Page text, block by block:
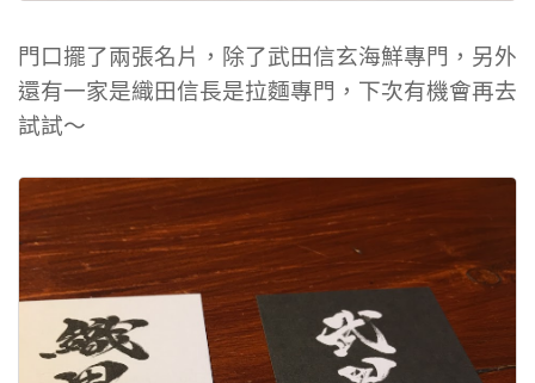
門口擺了兩張名片，除了武田信玄海鮮專門，另外
還有一家是織田信長是拉麵專門，下次有機會再去
試試～